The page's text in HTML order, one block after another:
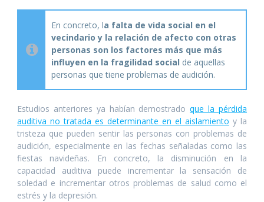
En concreto, la falta de vida social en el
vecindario y la relación de afecto con otras
personas son los factores más que más
influyen en la fragilidad social de aquellas
personas que tiene problemas de audición.
Estudios anteriores ya habían demostradoque la pérdida
auditiva no tratada es determinante en el aislamiento y la
tristeza que pueden sentir las personas con problemas de
audición, especialmente en las fechas señaladas como las
fiestas navideñas. En concreto, la disminución en la
capacidad auditiva puede incrementar la sensación de
soledad e incrementar otros problemas de salud como el
estrés y la depresión.